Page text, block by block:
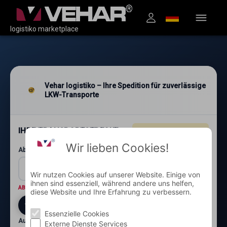
logistiko marketplace
Vehar logistiko – Ihre Spedition für zuverlässige
LKW-Transporte
IHRE TRANSPORTSTRECKE
Abholung: Postleitzahl und Ort*
ABHOLORT Wo wird die Ware abgeholt?
Auslieferung: Postleitzahl und Ort*
Wir lieben Cookies!
Wir nutzen Cookies auf unserer Website. Einige von
ihnen sind essenziell, während andere uns helfen,
diese Website und Ihre Erfahrung zu verbessern.
Essenzielle Cookies
Externe Dienste Services